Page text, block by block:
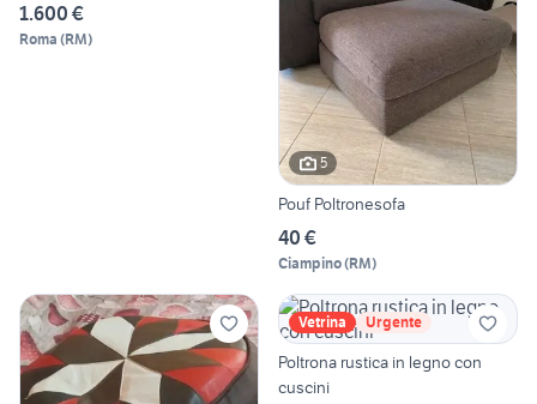
1.600 €
Roma (RM)
5
Pouf Poltronesofa
40 €
Ciampino(RM)
Vetrina Urgente
Poltrona rustica in legno con
cuscini